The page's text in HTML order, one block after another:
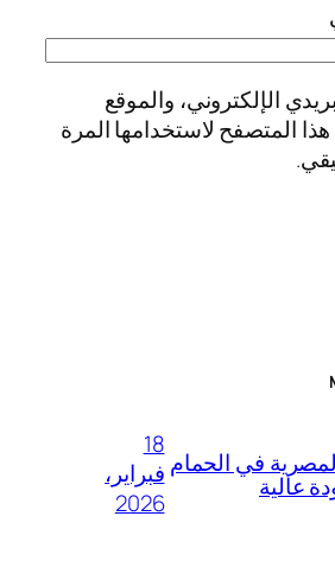
الإلكتروني، والموقع
المتصفح لاستخدامها المرة
في الحمام
18
فبراير،
2026